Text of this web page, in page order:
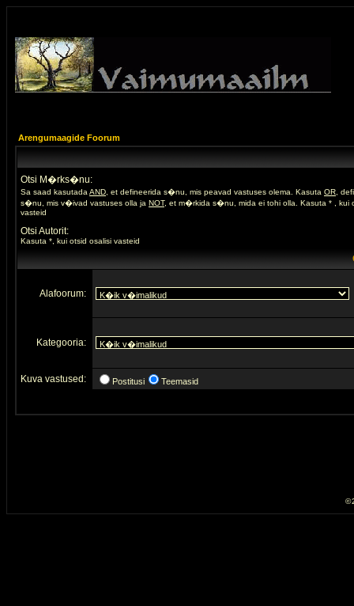
Arengumaagide Foorum
Otsi M�rks�nu:
Sa saad kasutada AND , et defineerida s�nu, mis peavad vastuses olema. Kasuta OR ,
s�nu, mis v�ivad vastuses olla ja NOT, et m�rkida s�nu, mida ei tohi olla. Kasuta * , kui
vasteid
Otsi Autorit:
Kasuta *, kui otsid osalisi vasteid
Alafoorum:
Kategooria:
Kuva vastused: Postitusi Teemasid
©